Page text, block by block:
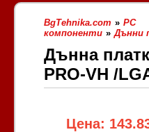
BgTehnika.com » PC
компоненти » Дънни
Дънна
PRO-VH /
Цена: